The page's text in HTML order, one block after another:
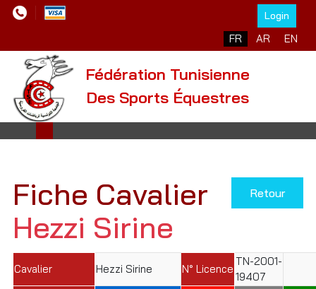
Login
Sélectionnez votre
FR AR EN
Fédération Tunisienne
Des Sports Équestres
Retour
Fiche Cavalier
Hezzi Sirine
Cavalier Hezzi Sirine N° Licence
TN-2001-
19407